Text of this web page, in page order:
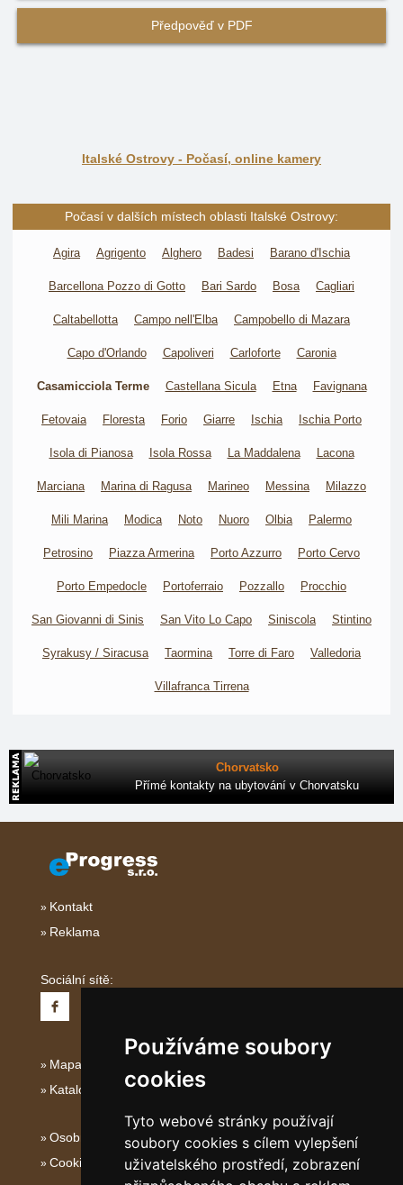
Používáme soubory
cookies
Tyto webové stránky používají
soubory cookies s cílem vylepšení
uživatelského prostředí, zobrazení
Předpověď v PDF
Italské Ostrovy - Počasí, online kamery
Počasí v dalších místech oblasti Italské Ostrovy:
Agira Agrigento Alghero Badesi Barano d'Ischia
Barcellona Pozzo di Gotto Bari Sardo Bosa Cagliari
Caltabellotta Campo nell'Elba Campobello di Mazara
Capo d'Orlando Capoliveri Carloforte Caronia
Casamicciola Terme Castellana Sicula Etna Favignana
Fetovaia Floresta Forio Giarre Ischia Ischia Porto
Isola di Pianosa Isola Rossa La Maddalena Lacona
Marciana Marina di Ragusa Marineo Messina Milazzo
Mili Marina Modica Noto Nuoro Olbia Palermo
Petrosino Piazza Armerina Porto Azzurro Porto Cervo
Porto Empedocle Portoferraio Pozzallo Procchio
San Giovanni di Sinis San Vito Lo Capo Siniscola Stintino
Syrakusy / Siracusa Taormina Torre di Faro Valledoria
Villafranca Tirrena
Chorvatsko
Přímé kontakty na ubytování v Chorvatsku
Kontakt
Reklama
Sociální sítě:
Mapa serveru Italské Ostrovy
Katalog ubytování
Osobní údaje
Cookies